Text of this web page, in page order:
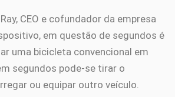
CEO e cofundador da empresa
em questão de segundos é
uma bicicleta convencional em
segundos pode-se tirar o
ou equipar outro veículo.